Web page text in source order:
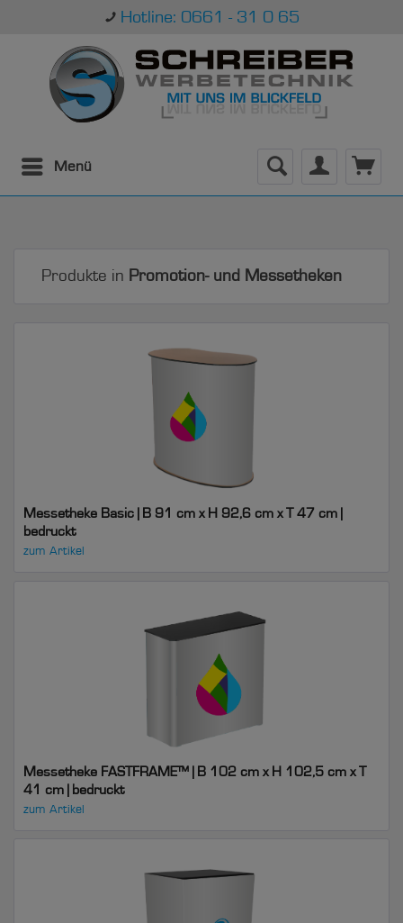
Hotline: 0661 - 31 0 65
Menü
Produkte in Promotion- und Messetheken
Messetheke Basic | B 91 cm x H 92,6 cm x T 47 cm |
bedruckt
zum Artikel
Messetheke FASTFRAME™ | B 102 cm x H 102,5 cm x T
41 cm | bedruckt
zum Artikel